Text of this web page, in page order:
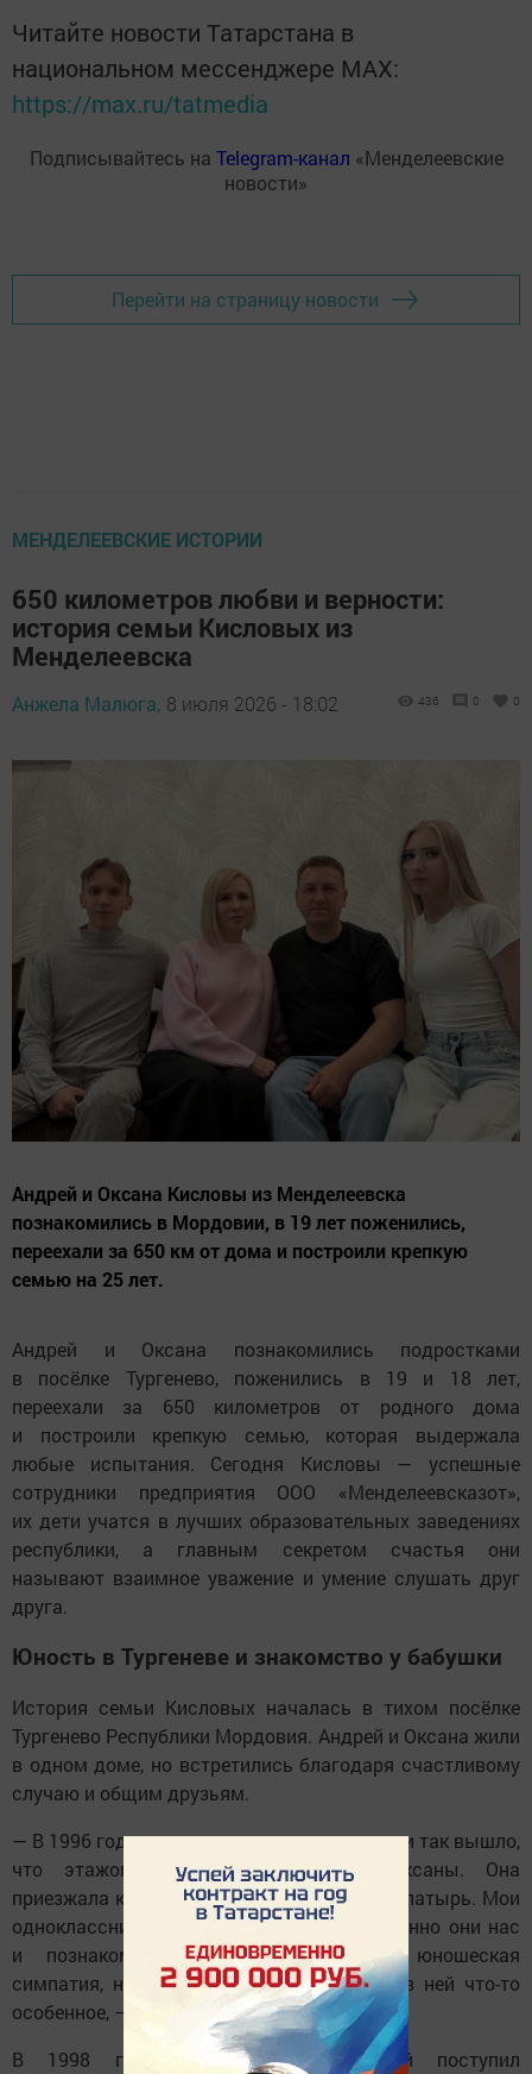
Читайте новости Татарстана в
национальном мессенджере MАХ:
https://max.ru/tatmedia
Подписывайтесь на Telegram-канал «Менделеевские
новости»
Перейти на страницу новости
МЕНДЕЛЕЕВСКИЕ ИСТОРИИ
650 километров любви и верности:
история семьи Кисловых из
Менделеевска
Анжела Малюга, 8 июля 2026 - 18:02 436 0 0
Андрей и Оксана Кисловы из Менделеевска
познакомились в Мордовии, в 19 лет поженились,
переехали за 650 км от дома и построили крепкую
семью на 25 лет.
Андрей и Оксана познакомились подростками
в посёлке Тургенево, поженились в 19 и 18 лет,
переехали за 650 километров от родного дома
и построили крепкую семью, которая выдержала
любые испытания. Сегодня Кисловы — успешные
сотрудники предприятия ООО «Менделеевсказот»,
их дети учатся в лучших образовательных заведениях
республики, а главным секретом счастья они
называют взаимное уважение и умение слушать друг
друга.
Юность в Тургеневе и знакомство у бабушки
История семьи Кисловых началась в тихом посёлке
Тургенево Республики Мордовия. Андрей и Оксана жили
в одном доме, но встретились благодаря счастливому
случаю и общим друзьям.
— В 1996 году переехали в новую квартиру, и так вышло,
что этажом ниже жила бабушка Оксаны. Она
приезжала к ней на выходные из города Алатырь. Мои
одноклассницы дружили с Оксаной, и именно они нас
и познакомили. Это была простая юношеская
симпатия, но уже тогда я почувствовал в ней что-то
особенное, — отметил Андрей Николаевич.
В 1998 году, после школы, Андрей поступил